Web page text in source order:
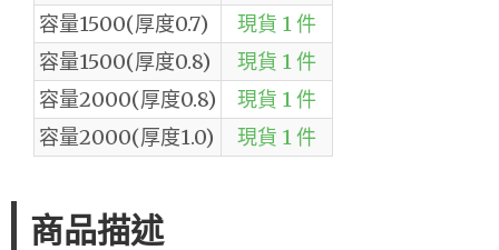
容量1500(厚度0.7)
現貨 1 件
容量1500(厚度0.8)
現貨 1 件
容量2000(厚度0.8)
現貨 1 件
容量2000(厚度1.0)
現貨 1 件
商品描述